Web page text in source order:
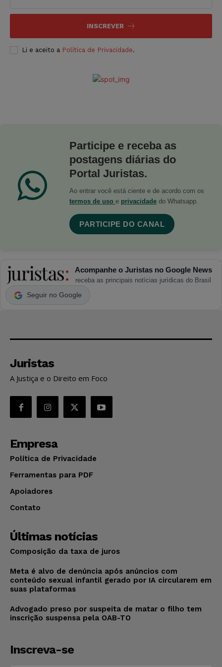
INSCREVER
Li e aceito a Política de Privacidade.
Participe e receba as
postagens diárias do
Portal Juristas.
Ao entrar você está ciente e de acordo com os
termos de uso e privacidade do Whatsapp.
PARTICIPE DO CANAL
Acompanhe o Juristas no Google News
receba as principais notícias jurídicas do Brasil
Seguir no Google
Juristas
A Justiça e o Direito em Foco
Empresa
Política de Privacidade
Ferramentas para PDF
Apoiadores
Contato
Últimas notícias
Composição da taxa de juros
Meta é alvo de denúncia após anúncios com
conteúdo sexual infantil gerado por IA circularem em
suas plataformas
Advogado preso por suspeita de matar o filho tem
inscrição suspensa pela OAB-TO
Inscreva-se